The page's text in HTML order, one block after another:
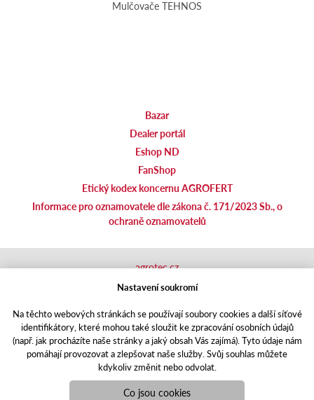
Mulčovače TEHNOS
Bazar
Dealer portál
Eshop ND
FanShop
Etický kodex koncernu AGROFERT
Informace pro oznamovatele dle zákona č. 171/2023 Sb., o
ochraně oznamovatelů
Responzivní webPuxdesign | agrics.cz © 2021
agrotec.cz
agrics.sk
shop.agrics.cz
traktorbazar.cz
eshop.agrics.cz/cs
a-finance.cz
Nastavení soukromí
Na těchto webových stránkách se používají soubory cookies a další síťové
identifikátory, které mohou také sloužit ke zpracování osobních údajů
(např. jak procházíte naše stránky a jaký obsah Vás zajímá). Tyto údaje nám
pomáhají provozovat a zlepšovat naše služby. Svůj souhlas můžete
kdykoliv změnit nebo odvolat.
Co jsou cookies